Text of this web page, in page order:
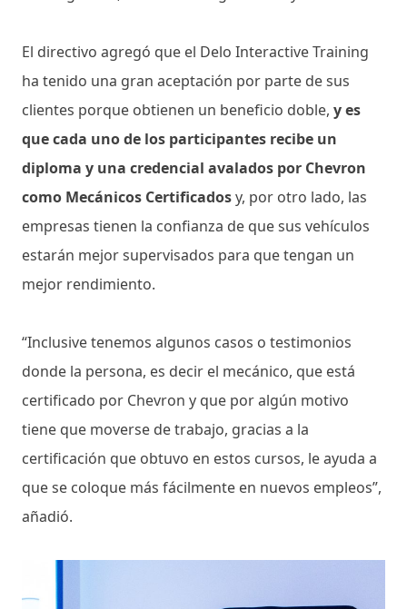
El directivo agregó que el Delo Interactive Training
ha tenido una gran aceptación por parte de sus
clientes porque obtienen un beneficio doble, y es
que cada uno de los participantes recibe un
diploma y una credencial avalados por Chevron
como Mecánicos Certificadosy, por otro lado, las
empresas tienen la confianza de que sus vehículos
estarán mejor supervisados para que tengan un
mejor rendimiento.
“Inclusive tenemos algunos casos o testimonios
donde la persona, es decir el mecánico, que está
certificado por Chevron y que por algún motivo
tiene que moverse de trabajo, gracias a la
certificación que obtuvo en estos cursos, le ayuda a
que se coloque más fácilmente en nuevos empleos”,
añadió.